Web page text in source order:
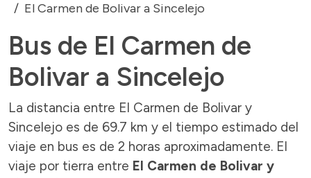
El Carmen de Bolivar a Sincelejo
Bus de El Carmen de
Bolivar a Sincelejo
La distancia entre El Carmen de Bolivar y
Sincelejo es de 69.7 km y el tiempo estimado del
viaje en bus es de 2 horas aproximadamente. El
viaje por tierra entre El Carmen de Bolivar y